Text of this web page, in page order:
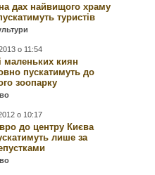
дах найвищого храму
туристів
о 11:54
маленьких киян
пускатимуть до
зоопарку
о 10:17
до центру Києва
лише за